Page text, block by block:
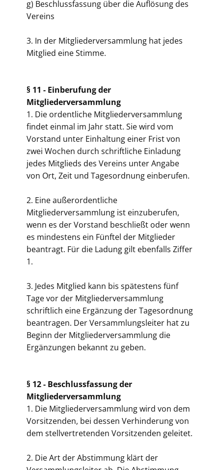
g) Beschlussfassung über die Auflösung des
Vereins
3. In der Mitgliederversammlung hat jedes
Mitglied eine Stimme.
§ 11 - Einberufung der
Mitgliederversammlung
1. Die ordentliche Mitgliederversammlung
findet einmal im Jahr statt. Sie wird vom
Vorstand unter Einhaltung einer Frist von
zwei Wochen durch schriftliche Einladung
jedes Mitglieds des Vereins unter Angabe
von Ort, Zeit und Tagesordnung einberufen.
2. Eine außerordentliche
Mitgliederversammlung ist einzuberufen,
wenn es der Vorstand beschließt oder wenn
es mindestens ein Fünftel der Mitglieder
beantragt. Für die Ladung gilt ebenfalls Ziffer
1.
3. Jedes Mitglied kann bis spätestens fünf
Tage vor der Mitgliederversammlung
schriftlich eine Ergänzung der Tagesordnung
beantragen. Der Versammlungsleiter hat zu
Beginn der Mitgliederversammlung die
Ergänzungen bekannt zu geben.
§ 12 - Beschlussfassung der
Mitgliederversammlung
1. Die Mitgliederversammlung wird von dem
Vorsitzenden, bei dessen Verhinderung von
dem stellvertretenden Vorsitzenden geleitet.
2. Die Art der Abstimmung klärt der